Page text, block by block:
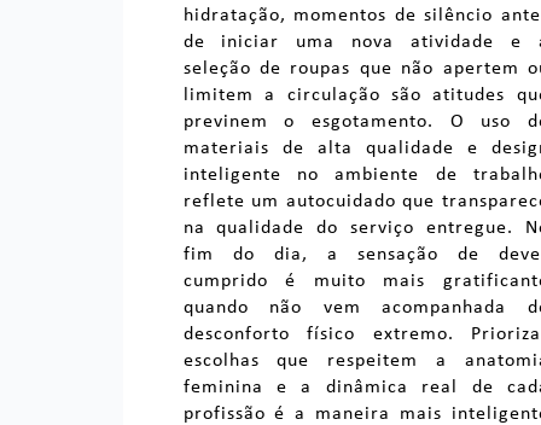
hidratação, momentos de silêncio
de iniciar uma nova atividade e
seleção de roupas que não apertem
limitem a circulação são atitudes
previnem o esgotamento. O uso
materiais de alta qualidade e
inteligente no ambiente de
reflete um autocuidado que
na qualidade do serviço entregue.
fim do dia, a sensação de
cumprido é muito mais
quando não vem acompanhada
desconforto físico extremo.
escolhas que respeitem a
feminina e a dinâmica real de
profissão é a maneira mais